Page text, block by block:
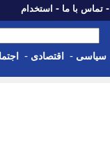
- تماس با ما - استخدام
سیاسی - اقتصادی -